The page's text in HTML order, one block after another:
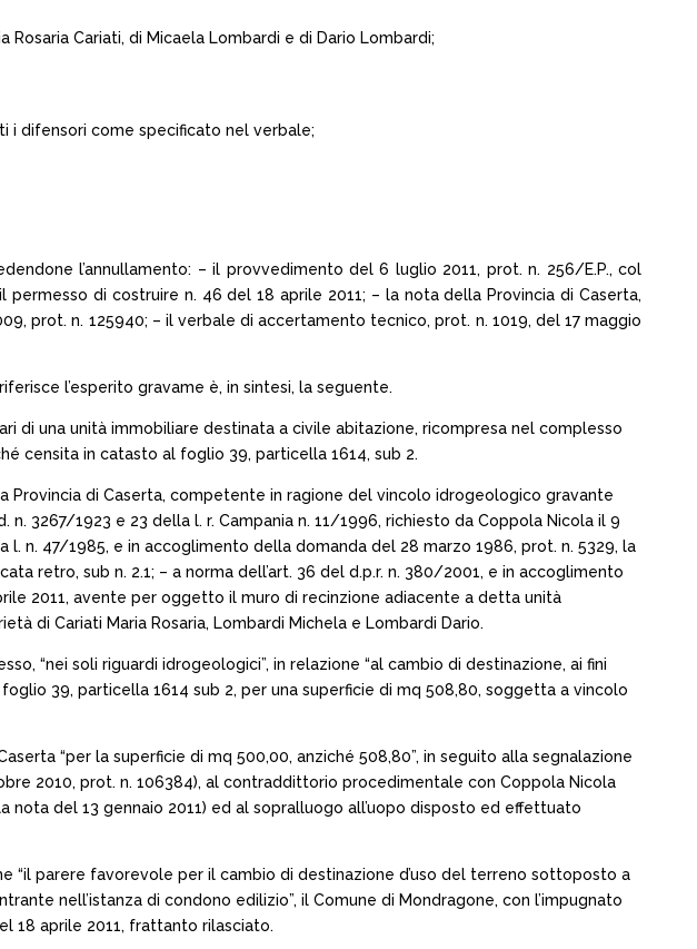
Cariati, di Micaela Lombardi e di Dario Lombardi;
i difensori come specificato nel verbale;
l’annullamento: – il provvedimento del 6 luglio 2011, prot. n. 256/E.P., col
di costruire n. 46 del 18 aprile 2011; – la nota della Provincia di Caserta,
prot. n. 125940; – il verbale di accertamento tecnico, prot. n. 1019, del 17 maggio
l’esperito gravame è, in sintesi, la seguente.
di una unità immobiliare destinata a civile abitazione, ricompresa nel complesso
censita in catasto al foglio 39, particella 1614, sub 2.
Provincia di Caserta, competente in ragione del vincolo idrogeologico gravante
3267/1923 e 23 della l. r. Campania n. 11/1996, richiesto da Coppola Nicola il 9
n. 47/1985, e in accoglimento della domanda del 28 marzo 1986, prot. n. 5329, la
retro, sub n. 2.1; – a norma dell’art. 36 del d.p.r. n. 380/2001, e in accoglimento
2011, avente per oggetto il muro di recinzione adiacente a detta unità
di Cariati Maria Rosaria, Lombardi Michela e Lombardi Dario.
“nei soli riguardi idrogeologici”, in relazione “al cambio di destinazione, ai fini
39, particella 1614 sub 2, per una superficie di mq 508,80, soggetta a vincolo
“per la superficie di mq 500,00, anziché 508,80”, in seguito alla segnalazione
2010, prot. n. 106384), al contraddittorio procedimentale con Coppola Nicola
del 13 gennaio 2011) ed al sopralluogo all’uopo disposto ed effettuato
“il parere favorevole per il cambio di destinazione d’uso del terreno sottoposto a
nell’istanza di condono edilizio”, il Comune di Mondragone, con l’impugnato
18 aprile 2011, frattanto rilasciato.